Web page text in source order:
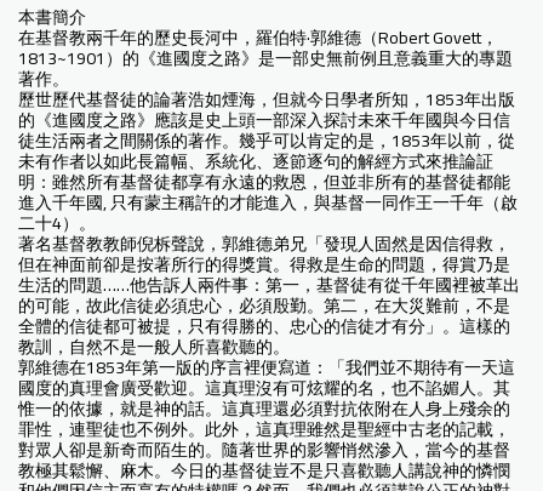
本書簡介
在基督教兩千年的歷史長河中，羅伯特·郭維德（Robert Govett，
1813~1901）的《進國度之路》是一部史無前例且意義重大的專題
著作。
歷世歷代基督徒的論著浩如煙海，但就今日學者所知，1853年出版
的《進國度之路》應該是史上頭一部深入探討未來千年國與今日信
徒生活兩者之間關係的著作。幾乎可以肯定的是，1853年以前，從
未有作者以如此長篇幅、系統化、逐節逐句的解經方式來推論証
明：雖然所有基督徒都享有永遠的救恩，但並非所有的基督徒都能
進入千年國, 只有蒙主稱許的才能進入，與基督一同作王一千年（啟
二十4）。
著名基督教教師倪柝聲說，郭維德弟兄「發現人固然是因信得救，
但在神面前卻是按著所行的得獎賞。得救是生命的問題，得賞乃是
生活的問題……他告訴人兩件事：第一，基督徒有從千年國裡被革出
的可能，故此信徒必須忠心，必須殷勤。第二，在大災難前，不是
全體的信徒都可被提，只有得勝的、忠心的信徒才有分」。這樣的
教訓，自然不是一般人所喜歡聽的。
郭維德在1853年第一版的序言裡便寫道：「我們並不期待有一天這
國度的真理會廣受歡迎。這真理沒有可炫耀的名，也不諂媚人。其
惟一的依據，就是神的話。這真理還必須對抗依附在人身上殘余的
罪性，連聖徒也不例外。此外，這真理雖然是聖經中古老的記載，
對眾人卻是新奇而陌生的。隨著世界的影響悄然滲入，當今的基督
教極其鬆懈、麻木。今日的基督徒豈不是只喜歡聽人講說神的憐憫